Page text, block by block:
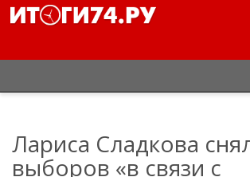
Лариса Сладкова
выборов «в связи с